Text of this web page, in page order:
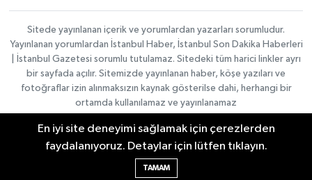
Sitede yayınlanan içerik ve yorumlardan yazarları sorumludur.
Yayınlanan yorumlardan İstanbul Haber, İstanbul Son Dakika Haberleri
| İstanbul Gazetesi sorumlu tutulamaz. Sitedeki tüm harici linkler ayrı
bir sayfada açılır. Sitemizde yayınlanan haber, köşe yazıları ve
fotoğraflar izin alınmaksızın kaynak gösterilse dahi, herhangi bir
ortamda kullanılamaz ve yayınlanamaz
İletişim
Künye
KURUMSAL
Haber Yazılımı:TE Bilişim |
Copyright © 2026
En iyi site deneyimi sağlamak için çerezlerden
faydalanıyoruz. Detaylar için lütfen tıklayın.
TAMAM